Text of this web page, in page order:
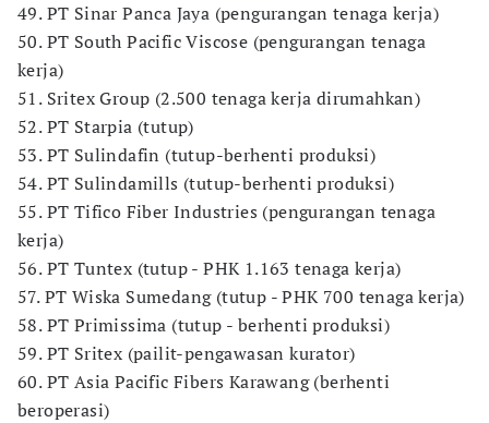
49. PT Sinar Panca Jaya (pengurangan tenaga kerja)
50. PT South Pacific Viscose (pengurangan tenaga
kerja)
51. Sritex Group (2.500 tenaga kerja dirumahkan)
52. PT Starpia (tutup)
53. PT Sulindafin (tutup-berhenti produksi)
54. PT Sulindamills (tutup-berhenti produksi)
55. PT Tifico Fiber Industries (pengurangan tenaga
kerja)
56. PT Tuntex (tutup - PHK 1.163 tenaga kerja)
57. PT Wiska Sumedang (tutup - PHK 700 tenaga kerja)
58. PT Primissima (tutup - berhenti produksi)
59. PT Sritex (pailit-pengawasan kurator)
60. PT Asia Pacific Fibers Karawang (berhenti
beroperasi)